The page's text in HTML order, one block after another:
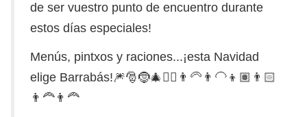
de ser vuestro punto de encuentro durante
estos días especiales!
Menús, pintxos y raciones...¡esta Navidad
elige Barrabás!🎆🎅🤶🎄🧏‍♀️👨‍🦳👨‍🦲👦🏽👨🏻
👨‍🦰👨‍🦰